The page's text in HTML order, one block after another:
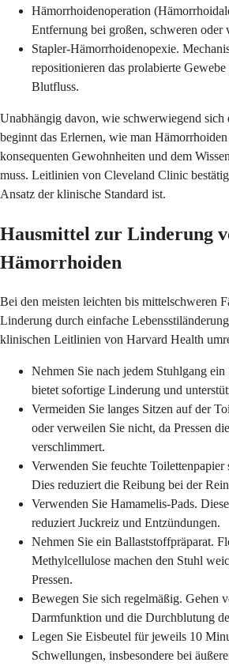
Hämorrhoidenoperation
Entfernung bei großen, schweren oder
Stapler-Hämorrhoidenopexie.
repositionieren das prolabierte
Blutfluss.
Unabhängig davon, wie schwerwiegend sich
beginnt das Erlernen, wie man
konsequenten Gewohnheiten und dem
muss. Leitlinien von Cleveland Clinic
Ansatz der klinische Standard ist.
Hausmittel zur Linderung
Hämorrhoiden
Bei den meisten leichten bis mittelschweren
Linderung durch einfache
klinischen Leitlinien von Harvard Health
Nehmen Sie nach jedem Stuhlgang ein
bietet sofortige Linderung und
Vermeiden Sie langes Sitzen auf der
oder verweilen Sie nicht, da Pressen
verschlimmert.
Verwenden Sie feuchte Toilettenpapier
Dies reduziert die Reibung bei der
Verwenden Sie Hamamelis-Pads.
reduziert Juckreiz und Entzündungen.
Nehmen Sie ein Ballaststoffpräparat.
Methylcellulose machen den Stuhl
Pressen.
Bewegen Sie sich regelmäßig. Gehen
Darmfunktion und die Durchblutung
Legen Sie Eisbeutel für jeweils 10
Schwellungen, insbesondere bei